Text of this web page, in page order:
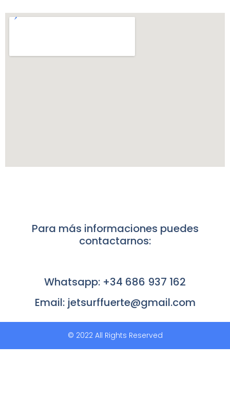
Para más informaciones puedes
contactarnos:
Whatsapp: +34 686 937 162
Email: jetsurffuerte@gmail.com
© 2022 All Rights Reserved